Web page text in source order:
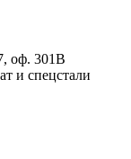
оф. 301B
и спецстали